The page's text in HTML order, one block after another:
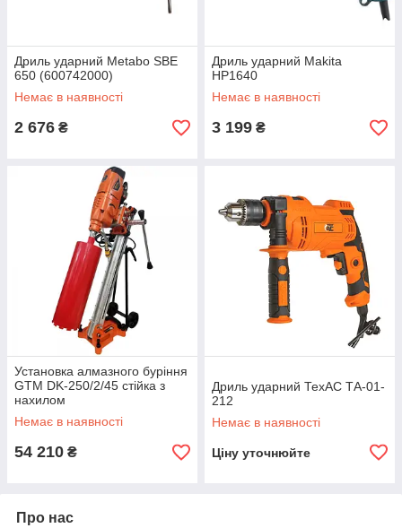
Дриль ударний Metabo SBE
650 (600742000)
Немає в наявності
2 676 ₴
Дриль ударний Makita
HP1640
Немає в наявності
3 199 ₴
Установка алмазного буріння
GTM DK-250/2/45 стійка з
нахилом
Немає в наявності
54 210 ₴
Дриль ударний ТехАС ТА-01-
212
Немає в наявності
Ціну уточнюйте
Про нас